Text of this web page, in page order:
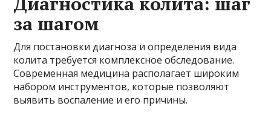
за шагом
Для постановки диагноза и определения вида
колита требуется комплексное обследование.
Современная медицина располагает широким
набором инструментов, которые позволяют
выявить воспаление и его причины.